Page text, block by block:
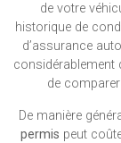
de votre
historique de
d’assurance
considérablement
de
De manière
permis peut